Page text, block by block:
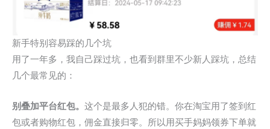
新手特别容易踩的几个坑
用了一年多，我自己踩过坑，也看到群里不少新人踩坑，总结
几个最常见的：
别叠加平台红包。 这个是最多人犯的错。你在淘宝用了签到红
包或者购物红包，佣金直接归零。所以用买手妈妈领券下单就